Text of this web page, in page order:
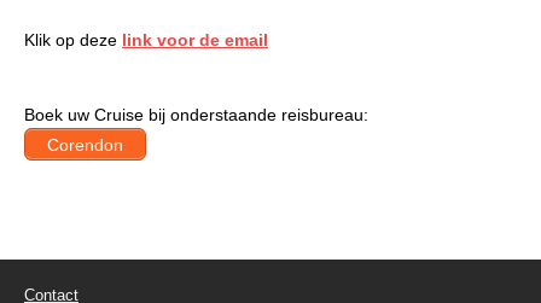
Klik op deze link voor de email
Boek uw Cruise bij onderstaande reisbureau:
Corendon
Contact